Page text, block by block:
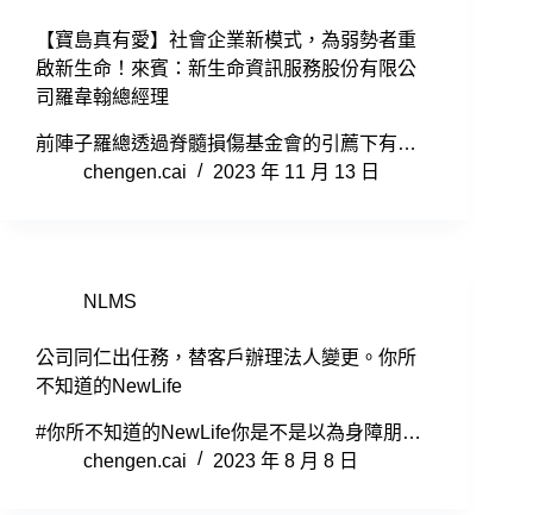
【寶島真有愛】社會企業新模式，為弱勢者重
啟新生命！來賓：新生命資訊服務股份有限公
司羅韋翰總經理
前陣子羅總透過脊髓損傷基金會的引薦下有…
chengen.cai
2023 年 11 月 13 日
NLMS
公司同仁出任務，替客戶辦理法人變更。你所
不知道的NewLife
#你所不知道的NewLife你是不是以為身障朋…
chengen.cai
2023 年 8 月 8 日